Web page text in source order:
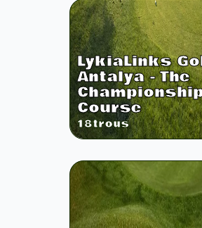
LykiaLinks
Antalya - The
Course
18trous